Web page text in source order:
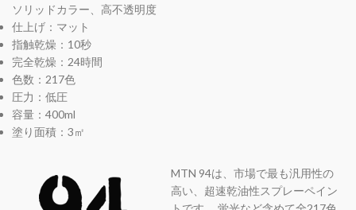
ソリッドカラー、高不透明度
仕上げ：マット
指触乾燥：10秒
完全乾燥：24時間
色数：217色
圧力：低圧
容量：400ml
塗り面積：3㎡
MTN 94は、市場で最も汎用性の
高い、超速乾油性スプレーペイン